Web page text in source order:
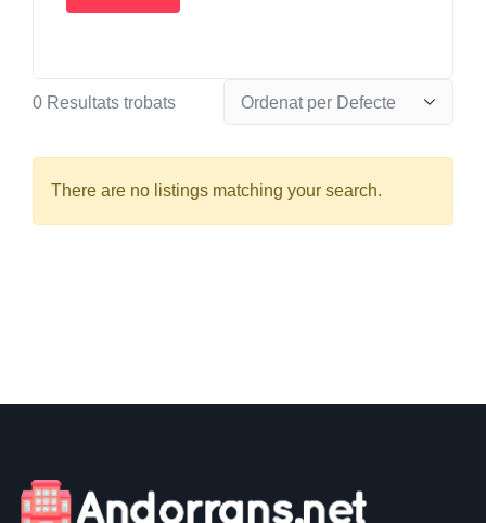
0 Resultats trobats
There are no listings matching your search.